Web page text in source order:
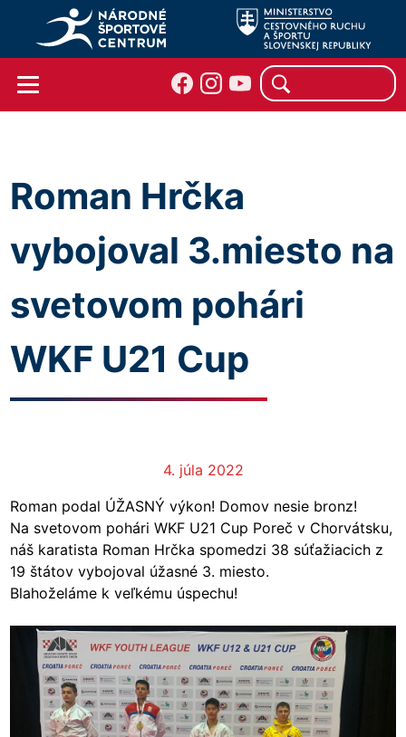
Roman Hrčka
vybojoval 3.miesto na
svetovom pohári
WKF U21 Cup
4. júla 2022
Roman podal ÚŽASNÝ výkon! Domov nesie bronz!
Na svetovom pohári WKF U21 Cup Poreč v Chorvátsku,
náš karatista Roman Hrčka spomedzi 38 súťažiacich z
19 štátov vybojoval úžasné 3. miesto.
Blahoželáme k veľkému úspechu!